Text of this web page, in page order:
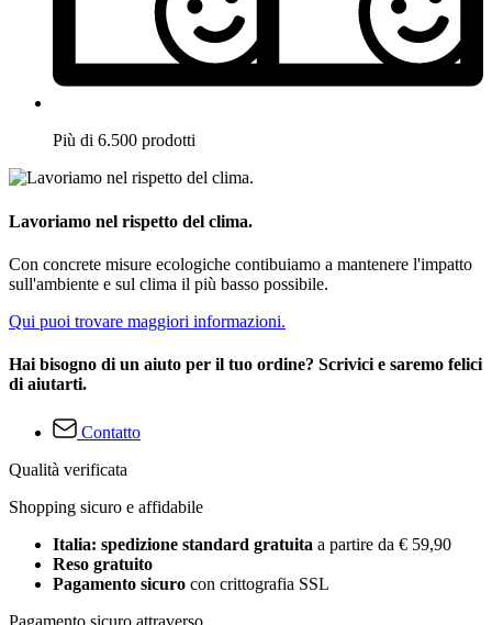
Più di 6.500 prodotti
Lavoriamo nel rispetto del clima.
Con concrete misure ecologiche contibuiamo a mantenere l'impatto
sull'ambiente e sul clima il più basso possibile.
Qui puoi trovare maggiori informazioni.
Hai bisogno di un aiuto per il tuo ordine? Scrivici e saremo felici
di aiutarti.
Contatto
Qualità verificata
Shopping sicuro e affidabile
Italia: spedizione standard gratuita a partire da € 59,90
Reso gratuito
Pagamento sicuro con crittografia SSL
Pagamento sicuro attraverso